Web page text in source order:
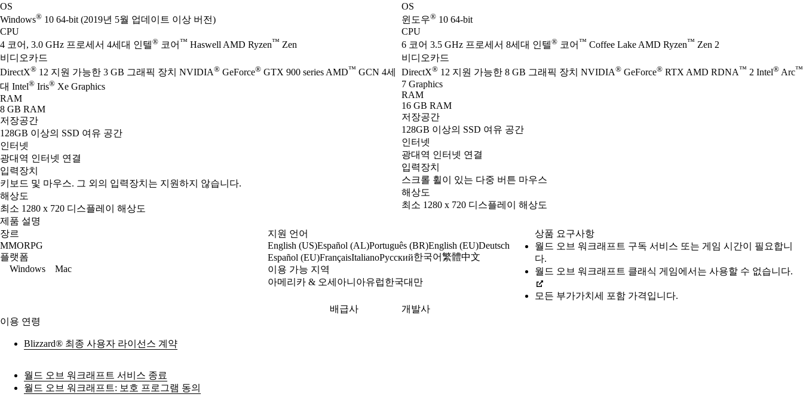
OS
Windows® 10 64-bit (2019년 5월 업데이트 이상 버전)
CPU
4 코어, 3.0 GHz 프로세서 4세대 인텔® 코어 ™ Haswell AMD Ryzen™ Zen
비디오카드
DirectX® 12 지원 가능한 3 GB 그래픽 장치 NVIDIA® GeForce® GTX 900 series AMD™ GCN 4세
대 Intel® Iris® Xe Graphics
RAM
8 GB RAM
저장공간
128GB 이상의 SSD 여유 공간
인터넷
광대역 인터넷 연결
입력장치
키보드 및 마우스. 그 외의 입력장치는 지원하지 않습니다.
해상도
최소 1280 x 720 디스플레이 해상도
OS
윈도우® 10 64-bit
CPU
6 코어 3.5 GHz 프로세서 8세대 인텔® 코어 ™ Coffee Lake AMD Ryzen™ Zen 2
비디오카드
DirectX® 12 지원 가능한 8 GB 그래픽 장치 NVIDIA® GeForce® RTX AMD RDNA™ 2 Intel® Arc™
7 Graphics
RAM
16 GB RAM
저장공간
128GB 이상의 SSD 여유 공간
인터넷
광대역 인터넷 연결
입력장치
스크롤 휠이 있는 다중 버튼 마우스
해상도
최소 1280 x 720 디스플레이 해상도
제품 설명
장르
MMORPG
플랫폼
Windows
Mac
지원 언어
English (US)Español (AL)Português (BR)English (EU)Deutsch
Español (EU)FrançaisItalianoРусский한국어繁體中文
이용 가능 지역
아메리카 & 오세아니아유럽한국대만
상품 요구사항
월드 오브 워크래프트 구독 서비스 또는 게임 시간이 필요합니
다.
월드 오브 워크래프트 클래식 게임에서는 사용할 수 없습니다.
모든 부가가치세 포함 가격입니다.
배급사
개발사
이용 연령
Blizzard® 최종 사용자 라이선스 계약
월드 오브 워크래프트 서비스 종료
월드 오브 워크래프트: 보호 프로그램 동의